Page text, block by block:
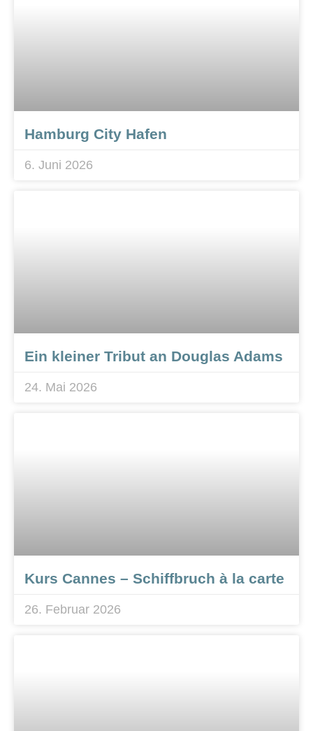
Hamburg City Hafen
6. Juni 2026
Ein kleiner Tribut an Douglas Adams
24. Mai 2026
Kurs Cannes – Schiffbruch à la carte
26. Februar 2026